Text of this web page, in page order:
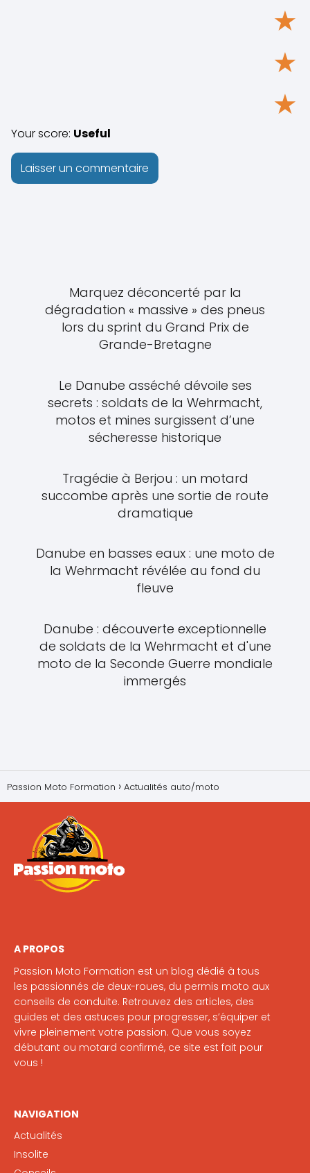
★
★
★
Your score: Useful
Marquez déconcerté par la
dégradation « massive » des pneus
lors du sprint du Grand Prix de
Grande-Bretagne
Le Danube asséché dévoile ses
secrets : soldats de la Wehrmacht,
motos et mines surgissent d’une
sécheresse historique
Tragédie à Berjou : un motard
succombe après une sortie de route
dramatique
Danube en basses eaux : une moto de
la Wehrmacht révélée au fond du
fleuve
Danube : découverte exceptionnelle
de soldats de la Wehrmacht et d'une
moto de la Seconde Guerre mondiale
immergés
Passion Moto Formation Actualités auto/moto
A PROPOS
Passion Moto Formation est un blog dédié à tous
les passionnés de deux-roues, du permis moto aux
conseils de conduite. Retrouvez des articles, des
guides et des astuces pour progresser, s’équiper et
vivre pleinement votre passion. Que vous soyez
débutant ou motard confirmé, ce site est fait pour
vous !
NAVIGATION
Actualités
Insolite